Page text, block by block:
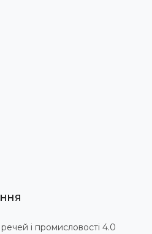
і промисловості 4.0